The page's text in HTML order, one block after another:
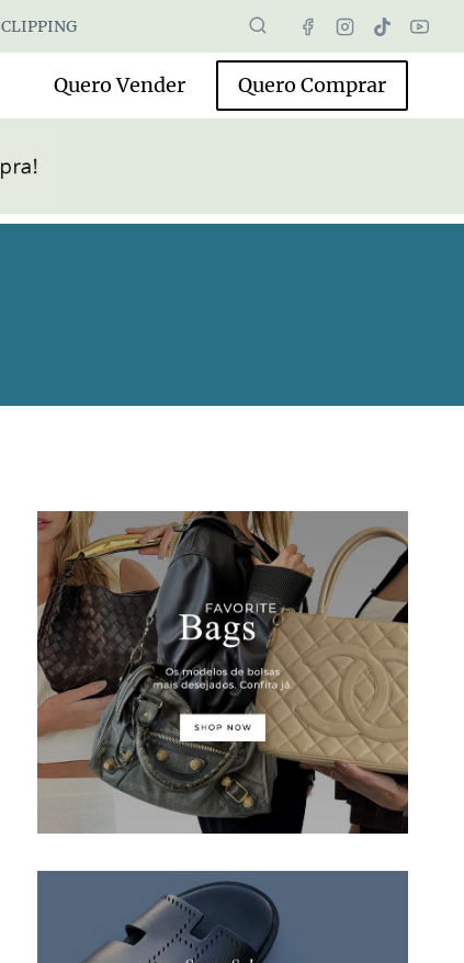
CLIPPING
Quero Vender Quero Comprar